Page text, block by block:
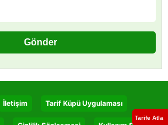
Tarife Atla
İletişim Tarif Küpü Uygulaması